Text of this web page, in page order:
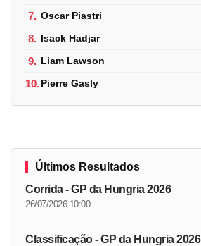
7. Oscar Piastri
8. Isack Hadjar
9. Liam Lawson
10.Pierre Gasly
Últimos Resultados
Corrida - GP da Hungria 2026
26/07/2026 10:00
Classificação - GP da Hungria 2026